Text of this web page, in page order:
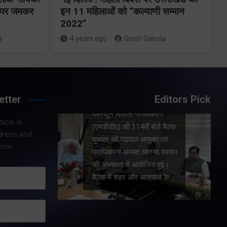
पर जमकर
इन 11 महिलाओं को “कल्याणी सम्मान
2022”
4 years ago Girish Gairola
is
and
Editors Pick
मुख्य
Share Nowदेहरादून। मसूरी-
देहरादून विकास प्राधिकरण
(एमडीडीए) की 114वीं बोर्ड बैठक
बुधवार को गढ़वाल आयुक्त एवं
प्राधिकरण अध्यक्ष आनन्द स्वरूप
की अध्यक्षता में आयोजित हुई।
बैठक में शहर और आसपास के…